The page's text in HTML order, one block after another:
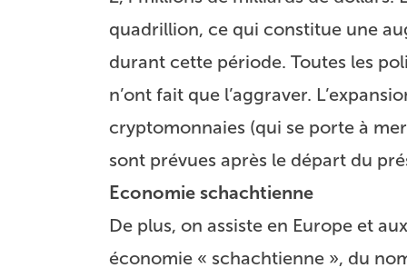
quadrillion, ce qui constitue une
durant cette période. Toutes les
n’ont fait que l’aggraver.
cryptomonnaies (qui se porte à
sont prévues après le départ du
Economie schachtienne
De plus, on assiste en Europe et
économie « schachtienne », du